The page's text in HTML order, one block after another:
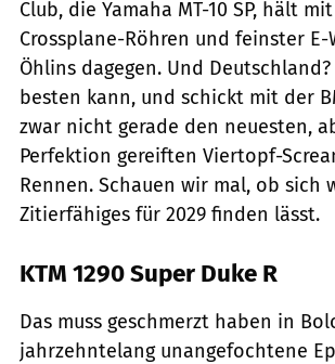
Club, die Yamaha MT-10 SP, hält
Crossplane-Röhren und feinster E-
Öhlins dagegen. Und Deutschland?
besten kann, und schickt mit der
zwar nicht gerade den neuesten,
Perfektion gereiften Viertopf-
Rennen. Schauen wir mal, ob sich
Zitierfähiges für 2029 finden lässt.
KTM 1290 Super Duke R
Das muss geschmerzt haben in
jahrzehntelang unangefochtene